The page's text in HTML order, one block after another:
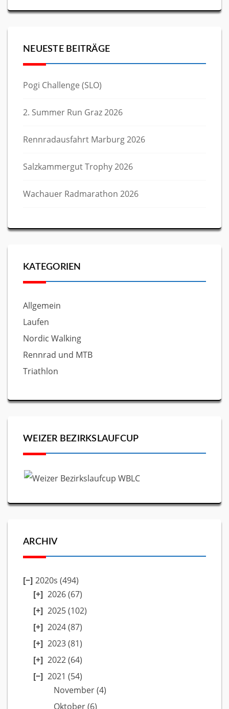
NEUESTE BEITRÄGE
Pogi Challenge (SLO)
2. Summer Run Graz 2026
Rennradausfahrt Marburg 2026
Salzkammergut Trophy 2026
Wachauer Radmarathon 2026
KATEGORIEN
Allgemein
Laufen
Nordic Walking
Rennrad und MTB
Triathlon
WEIZER BEZIRKSLAUFCUP
ARCHIV
2020s (494)
2026(67)
2025(102)
2024(87)
2023(81)
2022(64)
2021 (54)
November(4)
Oktober(6)